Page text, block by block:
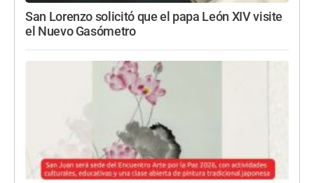
San Lorenzo solicitó que el papa León XIV visite
el Nuevo Gasómetro